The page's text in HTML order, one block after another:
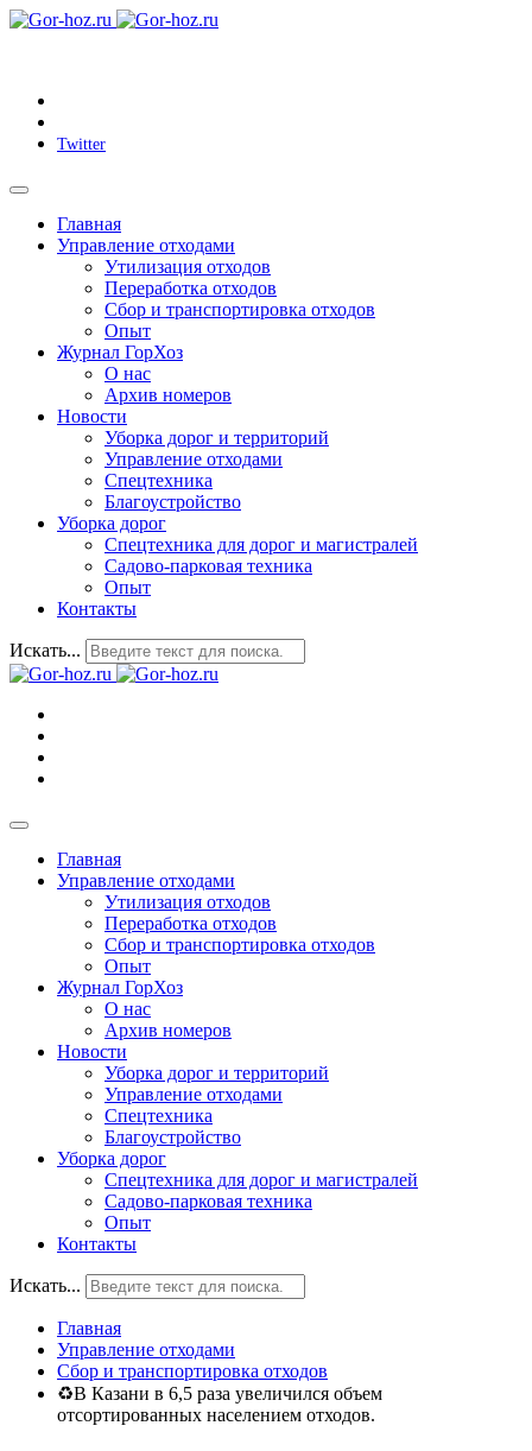
Twitter
Главная
Управление отходами
Утилизация отходов
Переработка отходов
Сбор и транспортировка отходов
Опыт
Журнал ГорХоз
О нас
Архив номеров
Новости
Уборка дорог и территорий
Управление отходами
Спецтехника
Благоустройство
Уборка дорог
Спецтехника для дорог и магистралей
Садово-парковая техника
Опыт
Контакты
Искать...
Главная
Управление отходами
Утилизация отходов
Переработка отходов
Сбор и транспортировка отходов
Опыт
Журнал ГорХоз
О нас
Архив номеров
Новости
Уборка дорог и территорий
Управление отходами
Спецтехника
Благоустройство
Уборка дорог
Спецтехника для дорог и магистралей
Садово-парковая техника
Опыт
Контакты
Искать...
Главная
Управление отходами
Сбор и транспортировка отходов
♻В Казани в 6,5 раза увеличился объем
отсортированных населением отходов.